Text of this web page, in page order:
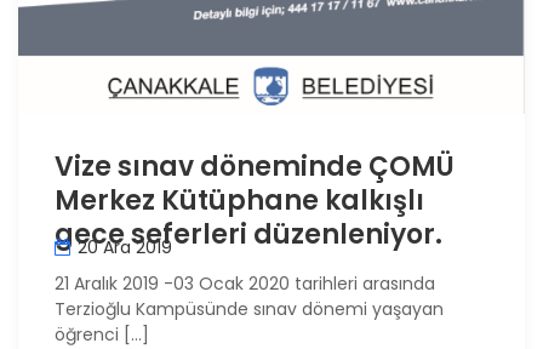
Vize sınav döneminde ÇOMÜ
Merkez Kütüphane kalkışlı
gece seferleri düzenleniyor.
20 Ara 2019
21 Aralık 2019 -03 Ocak 2020 tarihleri arasında
Terzioğlu Kampüsünde sınav dönemi yaşayan
öğrenci […]